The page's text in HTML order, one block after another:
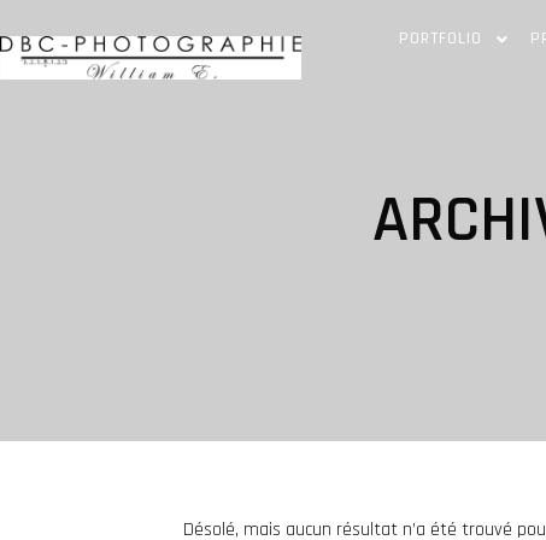
PORTFOLIO
Désolé, mais aucun résultat n’a été trouvé